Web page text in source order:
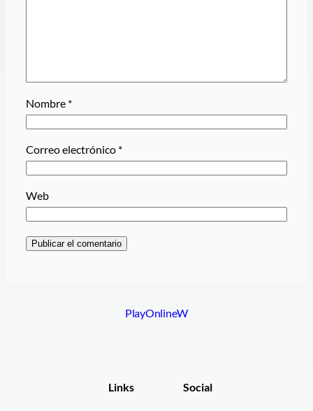
Nombre *
Correo electrónico *
Web
PlayOnlineW
Links Social